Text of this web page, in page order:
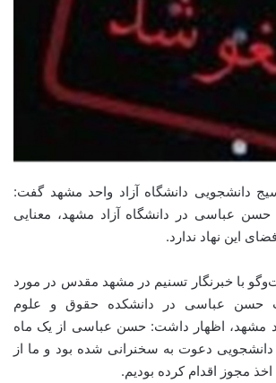
دانشجویی دانشگاه آزاد واحد مشهد گفت:
حسن عباسی در دانشگاه آزاد مشهد، معنایی
این نهاد ندارد.
با خبرنگار تسنیم در مشهد مقدس در مورد
حسن عباسی در دانشکده حقوق و علوم
مشهد، اظهار داشت: حسن عباسی از یک ماه
دعوت به سخنرانی شده بود و ما از
مجوز اقدام کرده بودیم.